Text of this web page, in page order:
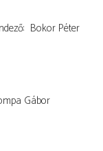
Bokor Péter
Gábor